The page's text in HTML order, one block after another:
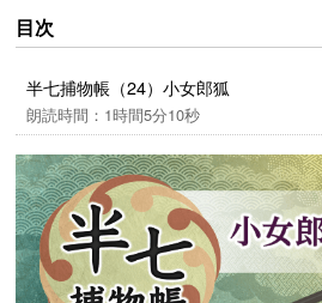
きのように、なんでも裁判官の手
てしまっちゃあ堪まりません。
※本作品中には、今日からすると
ますが、作品の時代背景と著者
ままの形で配信いたします。
目次
半七捕物帳（24）小女郎狐
朗読時間：1時間5分10秒